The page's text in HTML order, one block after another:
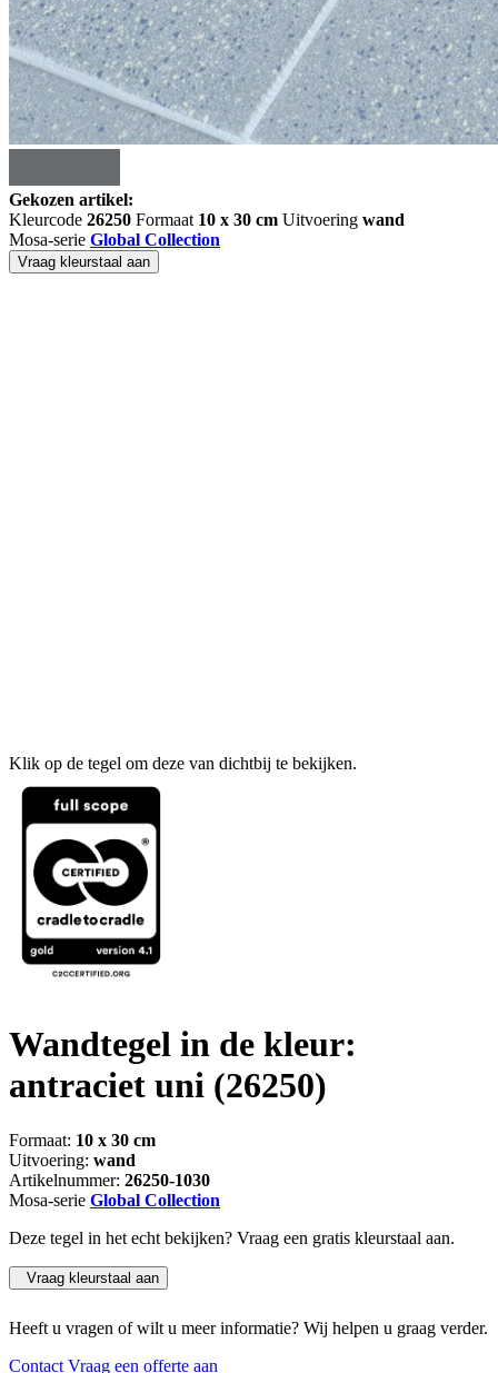
Gekozen artikel:
Kleurcode 26250 Formaat 10 x 30 cm Uitvoering wand
Mosa-serie Global Collection
Vraag kleurstaal aan
Klik op de tegel om deze van dichtbij te bekijken.
Wandtegel in de kleur:
antraciet uni (26250)
Formaat: 10 x 30 cm
Uitvoering: wand
Artikelnummer: 26250-1030
Mosa-serie Global Collection
Deze tegel in het echt bekijken? Vraag een gratis kleurstaal aan.
Vraag kleurstaal aan
Heeft u vragen of wilt u meer informatie? Wij helpen u graag verder.
Contact Vraag een offerte aan